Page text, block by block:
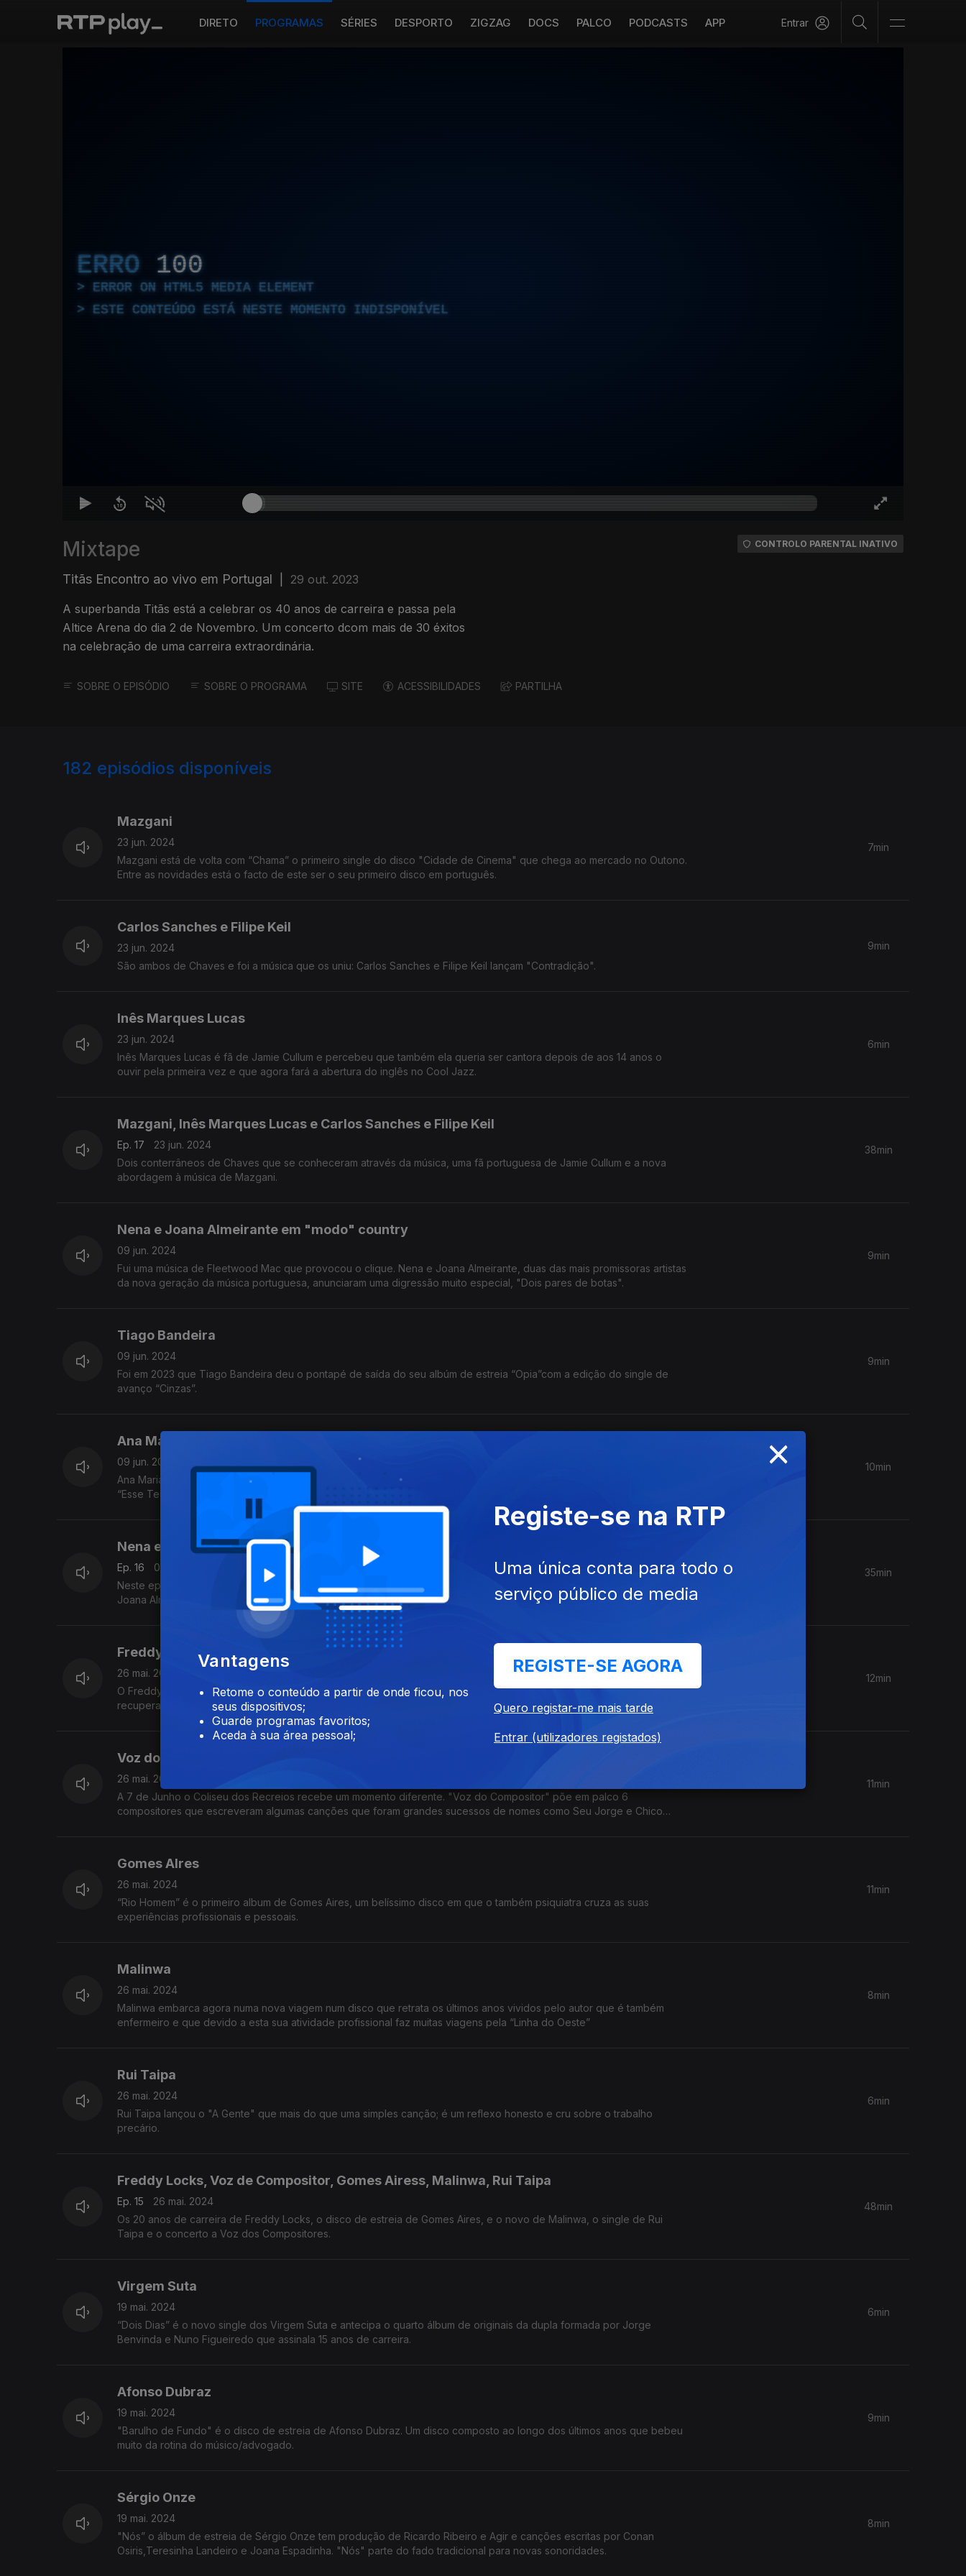
DIRETO PROGRAMAS SÉRIES DESPORTO ZIGZAG DOCS PALCO PODCASTS APP Entrar
ERRO 100
ERROR ON HTML5 MEDIA ELEMENT
ESTE CONTEÚDO ESTÁ NESTE MOMENTO INDISPONÍVEL
Mixtape
Titãs Encontro ao vivo em Portugal 29 out. 2023
A superbanda Titãs está a celebrar os 40 anos de carreira e passa pela
Altice Arena do dia 2 de Novembro. Um concerto dcom mais de 30 éxitos
na celebração de uma carreira extraordinária.
CONTROLO PARENTAL INATIVO
SOBRE O EPISÓDIO SOBRE O PROGRAMA SITE ACESSIBILIDADES PARTILHA
182 episódios disponíveis
Mazgani
23 jun. 2024
Mazgani está de volta com “Chama” o primeiro single do disco "Cidade de Cinema" que chega ao mercado no Outono.
Entre as novidades está o facto de este ser o seu primeiro disco em português.
7min
Carlos Sanches e Filipe Keil
23 jun. 2024
São ambos de Chaves e foi a música que os uniu: Carlos Sanches e Filipe Keil lançam "Contradição".
9min
Inês Marques Lucas
23 jun. 2024
Inês Marques Lucas é fã de Jamie Cullum e percebeu que também ela queria ser cantora depois de aos 14 anos o
ouvir pela primeira vez e que agora fará a abertura do inglês no Cool Jazz.
6min
Mazgani, Inês Marques Lucas e Carlos Sanches e Filipe Keil
Ep. 17
23 jun. 2024
Dois conterrâneos de Chaves que se conheceram através da música, uma fã portuguesa de Jamie Cullum e a nova
abordagem à música de Mazgani.
38min
Nena e Joana Almeirante em "modo" country
09 jun. 2024
Fui uma música de Fleetwood Mac que provocou o clique. Nena e Joana Almeirante, duas das mais promissoras artistas
da nova geração da música portuguesa, anunciaram uma digressão muito especial, "Dois pares de botas".
9min
Tiago Bandeira
09 jun. 2024
Foi em 2023 que Tiago Bandeira deu o pontapé de saída do seu albúm de estreia “Opia”com a edição do single de
avanço “Cinzas”.
9min
Ana Mariano
09 jun. 2024
Ana Mariano lançou o álbum de estreia “Nuvem”, produzido por João Só e Luar, do qual já são conhecidos os singles
10min
Nena e Joana Almeirante, Tiago Bandeira, Ana Mariano
Ep. 16
09 jun. 2024
Neste episódio: novidades de Tiago Bandeira, disco de Ana Mariano e a subida a palco em ritmo country de Nena e
Joana Almeirante.
35min
Freddy Locks
26 mai. 2024
O Freddy Locks comemora 20 anos de carreira este ano e assinala a data com a edição de Infinite Roots, um disco que
recupera alguns dos seus maiores sucessos e com dois concertos em Portugal.
12min
Voz do Compositor
26 mai. 2024
A 7 de Junho o Coliseu dos Recreios recebe um momento diferente. "Voz do Compositor" põe em palco 6
compositores que escreveram algumas canções que foram grandes sucessos de nomes como Seu Jorge e Chico
11min
Gomes AIres
26 mai. 2024
“Rio Homem” é o primeiro album de Gomes Aires, um belíssimo disco em que o também psiquiatra cruza as suas
experiências profissionais e pessoais.
11min
Malinwa
26 mai. 2024
Malinwa embarca agora numa nova viagem num disco que retrata os últimos anos vividos pelo autor que é também
enfermeiro e que devido a esta sua atividade profissional faz muitas viagens pela “Linha do Oeste”
8min
Rui Taipa
26 mai. 2024
Rui Taipa lançou o "A Gente" que mais do que uma simples canção; é um reflexo honesto e cru sobre o trabalho
precário.
6min
Freddy Locks, Voz de Compositor, Gomes Airess, Malinwa, Rui Taipa
Ep. 15
26 mai. 2024
Os 20 anos de carreira de Freddy Locks, o disco de estreia de Gomes Aires, e o novo de Malinwa, o single de Rui
Taipa e o concerto a Voz dos Compositores.
48min
Virgem Suta
19 mai. 2024
“Dois Dias” é o novo single dos Virgem Suta e antecipa o quarto álbum de originais da dupla formada por Jorge
Benvinda e Nuno Figueiredo que assinala 15 anos de carreira.
6min
Afonso Dubraz
19 mai. 2024
"Barulho de Fundo" é o disco de estreia de Afonso Dubraz. Um disco composto ao longo dos últimos anos que bebeu
muito da rotina do músico/advogado.
9min
Sérgio Onze
19 mai. 2024
"Nós” o álbum de estreia de Sérgio Onze tem produção de Ricardo Ribeiro e Agir e canções escritas por Conan
Osiris,Teresinha Landeiro e Joana Espadinha. "Nós" parte do fado tradicional para novas sonoridades.
8min
×
Vantagens
Retome o conteúdo a partir de onde ficou, nos
seus dispositivos;
Guarde programas favoritos;
Aceda à sua área pessoal;
Registe-se na RTP
Uma única conta para todo o
serviço público de media
REGISTE-SE AGORA
Quero registar-me mais tarde
Entrar (utilizadores registados)